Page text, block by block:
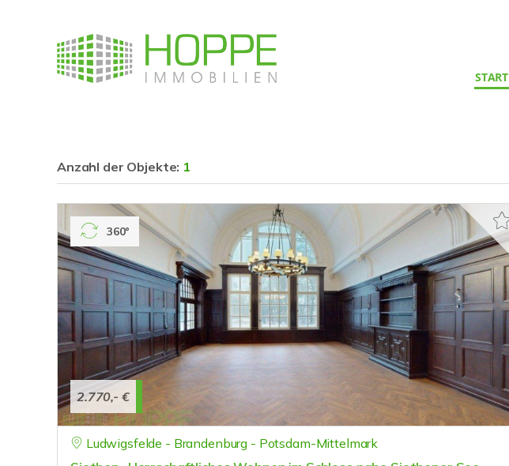
START
Anzahl der Objekte: 1
2.770,- €
360°
Ludwigsfelde - Brandenburg - Potsdam-Mittelmark